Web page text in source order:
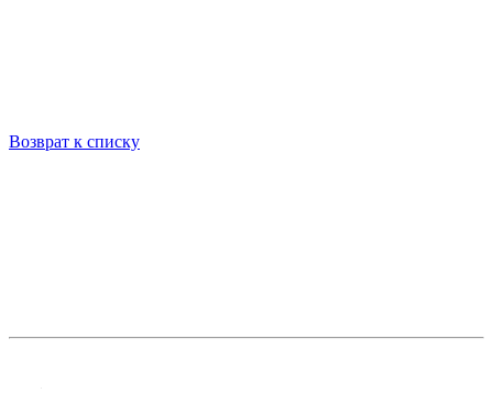
Возврат к списку